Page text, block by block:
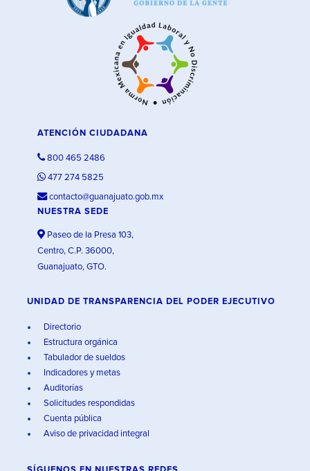
ATENCIÓN CIUDADANA
800 465 2486
477 274 5825
contacto@guanajuato.gob.mx
NUESTRA SEDE
Paseo de la Presa 103,
Centro, C.P. 36000,
Guanajuato, GTO.
UNIDAD DE TRANSPARENCIA DEL PODER EJECUTIVO
Directorio
Estructura orgánica
Tabulador de sueldos
Indicadores y metas
Auditorías
Solicitudes respondidas
Cuenta pública
Aviso de privacidad integral